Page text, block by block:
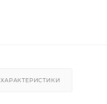
ХАРАКТЕРИСТИКИ